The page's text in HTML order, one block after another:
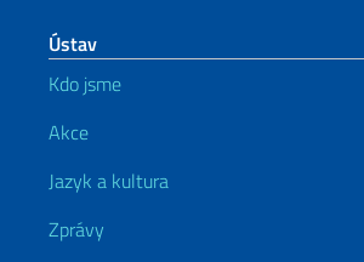
Ústav
Kdo jsme
Akce
Jazyk a kultura
Zprávy